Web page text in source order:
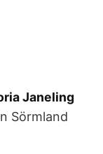
Janeling
Sörmland